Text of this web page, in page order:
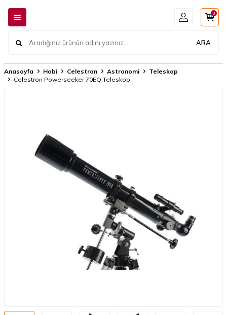
ARA
0
Anasayfa Hobi Celestron Astronomi
Teleskop
Celestron Powerseeker 70EQ Teleskop